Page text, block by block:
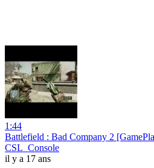
1:44
Battlefield : Bad Company 2
CSL_Console
il y a 17 ans